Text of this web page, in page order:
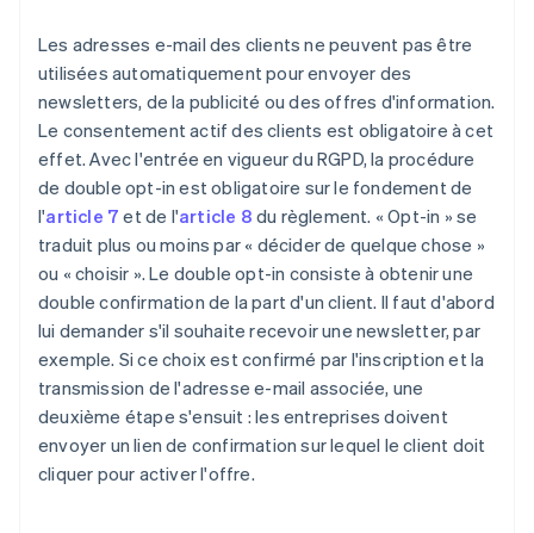
Les adresses e-mail des clients ne peuvent pas être
utilisées automatiquement pour envoyer des
newsletters, de la publicité ou des offres d'information.
Le consentement actif des clients est obligatoire à cet
effet. Avec l'entrée en vigueur du RGPD, la procédure
de double opt-in est obligatoire sur le fondement de
l'article 7 et de l'article 8 du règlement. « Opt-in » se
traduit plus ou moins par « décider de quelque chose »
ou « choisir ». Le double opt-in consiste à obtenir une
double confirmation de la part d'un client. Il faut d'abord
lui demander s'il souhaite recevoir une newsletter, par
exemple. Si ce choix est confirmé par l'inscription et la
transmission de l'adresse e-mail associée, une
deuxième étape s'ensuit : les entreprises doivent
envoyer un lien de confirmation sur lequel le client doit
cliquer pour activer l'offre.